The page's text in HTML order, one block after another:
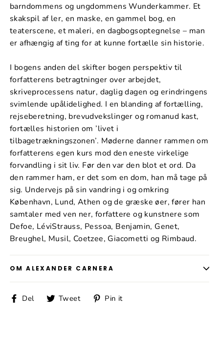
barndommens og ungdommens Wunderkammer. Et
skakspil af ler, en maske, en gammel bog, en
teaterscene, et maleri, en dagbogsoptegnelse – man
er afhængig af ting for at kunne fortælle sin historie.
I bogens anden del skifter bogen perspektiv til
forfatterens betragtninger over arbejdet,
skriveprocessens natur, daglig­ dagen og erindringens
svimlende upålidelighed. I en blanding af fortælling,
rejseberetning, brevudvekslinger og romanud­ kast,
fortælles historien om ’livet i
tilbagetrækningszonen’. Møderne danner rammen om
forfatterens egen kurs mod den eneste virkelige
forvandling i sit liv. Før den var den blot et ord. Da
den rammer ham, er det som en dom, han må tage på
sig. Undervejs på sin vandring i og omkring
København, Lund, Athen og de græske øer, fører han
samtaler med ven­ ner, forfattere og kunstnere som
Defoe, Lévi­Strauss, Pessoa, Benjamin, Genet,
Breughel, Musil, Coetzee, Giacometti og Rimbaud.
OM ALEXANDER CARNERA
Del
Del Tweet
TweetPin it